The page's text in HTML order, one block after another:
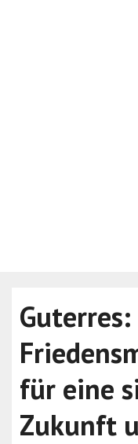
für eine
Zukunft